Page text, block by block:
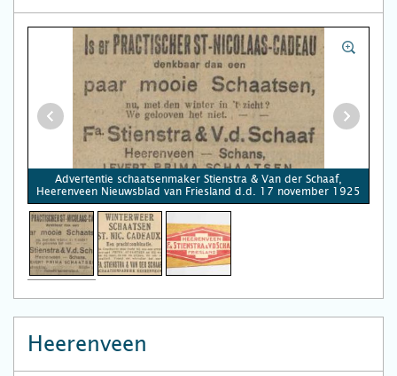
Advertentie schaatsenmaker Stienstra & Van der Schaaf,
Heerenveen Nieuwsblad van Friesland d.d. 17 november 1925
Heerenveen